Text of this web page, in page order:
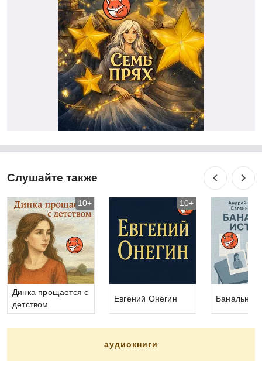
Слушайте также
Динка прощается с
детством
10+
Евгений Онегин
10+
Банальные
аудиокниги